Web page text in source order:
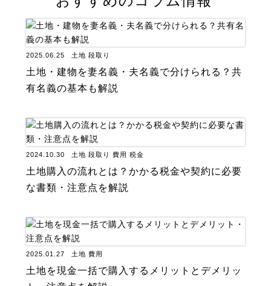
2025.06.25 土地 段取り
土地・建物を妻名義・夫名義で分けられる？共
有名義の基本も解説
2024.10.30 土地 段取り 費用 税金
土地購入の流れとは？かかる税金や契約に必要
な書類・注意点を解説
2025.01.27 土地 費用
土地を現金一括で購入するメリットとデメリッ